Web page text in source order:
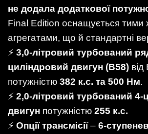
не додала додаткової
Final Edition оснащується тими
агрегатами, що й стандартні
⚡ 3,0-літровий турбований
циліндровий двигун (B58) від
потужністю 382 к.с. та 500 Нм.
⚡ 2,0-літровий турбований 4-
двигун потужністю 255 к.с.
⚡ Опції трансмісії– 6-